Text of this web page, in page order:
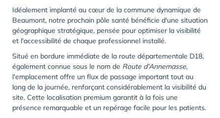
Idéalement implanté au cœur de la commune dynamique de
Beaumont, notre prochain pôle santé bénéficie d'une situation
géographique stratégique, pensée pour optimiser la visibilité
et l'accessibilité de chaque professionnel installé.
Situé en bordure immédiate de la route départementale D18,
également connue sous le nom de Route d'Annemasse,
l'emplacement offre un flux de passage important tout au
long de la journée, renforçant considérablement la visibilité du
site. Cette localisation premium garantit à la fois une
présence remarquable et un repérage facile pour les patients.